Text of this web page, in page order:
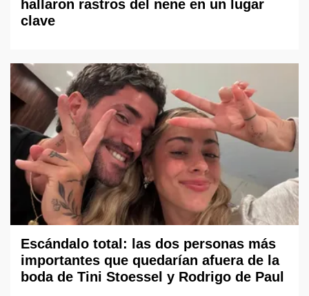
hallaron rastros del nene en un lugar
clave
Escándalo total: las dos personas más
importantes que quedarían afuera de la
boda de Tini Stoessel y Rodrigo de Paul